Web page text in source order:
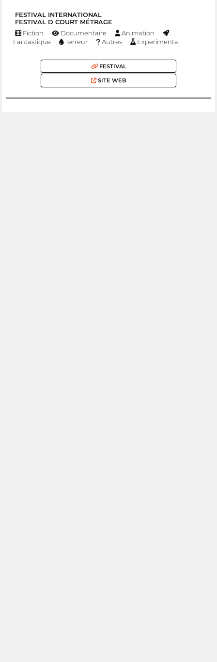
FESTIVAL INTERNATIONAL
FESTIVAL D COURT MÉTRAGE
Fiction Documentaire
Animation
Fantastique
Terreur Autres Experimental
FESTIVAL
SITE WEB